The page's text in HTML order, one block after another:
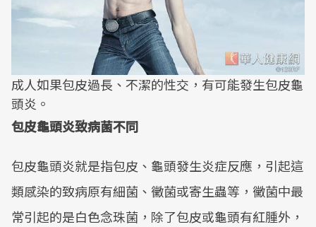
成人如果包皮過長、不潔的性交，有可能發生包皮龜
頭炎。
包皮龜頭炎致病菌不同
包皮龜頭炎就是指包皮、龜頭發生炎症反應，引起這
類感染的致病原有細菌、黴菌或寄生蟲等，黴菌中最
常引起的是白色念珠菌，除了包皮或龜頭有紅腫外，